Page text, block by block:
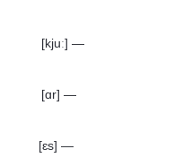
— [kjuː] —
— [ɑr] —
[ɛs] —